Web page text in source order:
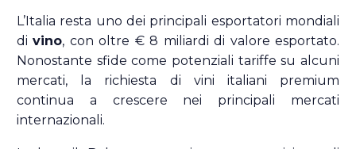
L’Italia resta uno dei principali esportatori mondiali
divino, con oltre € 8 miliardi di valore esportato.
Nonostante sfide come potenziali tariffe su alcuni
mercati, la richiesta di vini italiani premium
continua a crescere nei principali mercati
internazionali.